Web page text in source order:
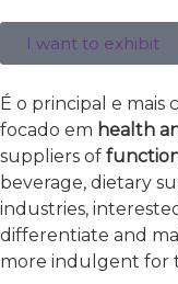
I want to exhibit
É o principal e mais
focado em health
suppliers of
beverage, dietary
industries,
differentiate and
more indulgent for